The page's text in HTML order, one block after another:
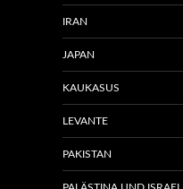
IRAN
JAPAN
KAUKASUS
LEVANTE
PAKISTAN